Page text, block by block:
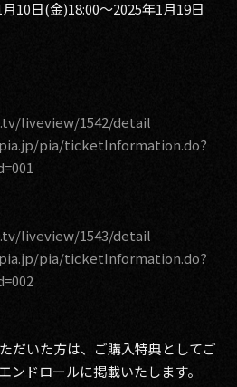
10日(金)18:00～2025年1月19日
liveview/1542/detail
pia/ticketInformation.do?
liveview/1543/detail
pia/ticketInformation.do?
だいた方は、ご購入特典としてご
ンドロールに掲載いたします。